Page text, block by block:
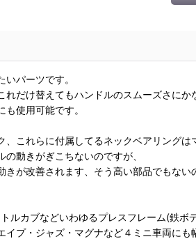
パーツです。
だけ替えてもハンドルのスムーズさにか
使用可能です。
これらに付属してるネックベアリングは
動きがぎこちないのですが、
が改善されます、そう高い部品でもない
ルカブなどいわゆるプレスフレーム(鉄ボ
プ・ジャズ・マグナなど４ミニ車両にも